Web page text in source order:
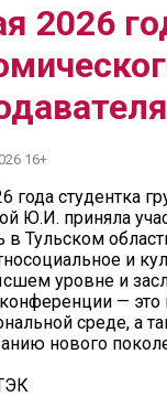
2026
16+
года студентка
Ю.И. приняла
в Тульском
и
уровне и
— это
среде, а
нового